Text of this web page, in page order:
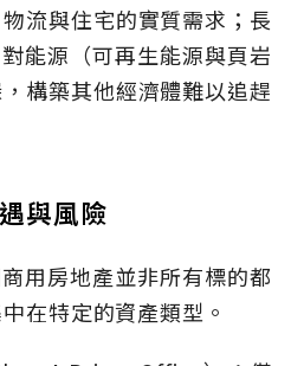
流與住宅的實質需求；長
能源（可再生能源與頁岩
構築其他經濟體難以追趕
與風險
用房地產並非所有標的都
在特定的資產類型。